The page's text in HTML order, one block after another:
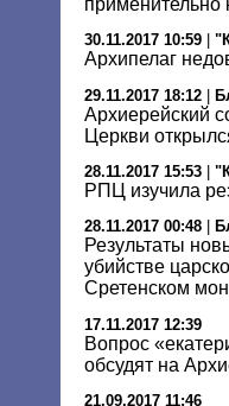
применительно
30.11.2017 10:59
Архипелаг
29.11.2017 18:12
Архиерейский
Церкви
28.11.2017 15:53
РПЦ изучила
28.11.2017 00:48
Результаты
убийстве
Сретенском
17.11.2017 12:39
Вопрос
обсудят на
21.09.2017 11:46